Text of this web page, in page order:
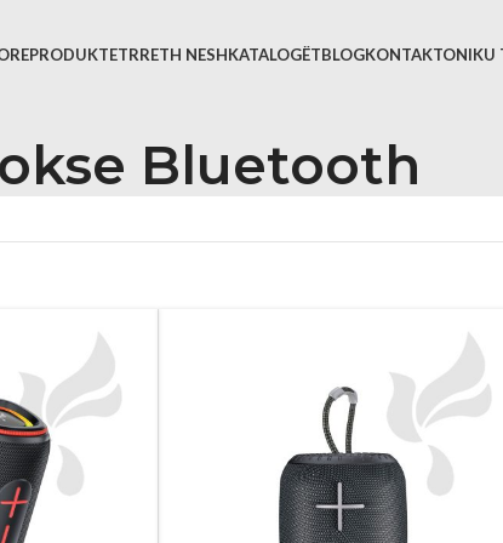
PRODUKTETRRETH NESHKATALOGËTBLOGKONTAKTONIKU
Bluetooth